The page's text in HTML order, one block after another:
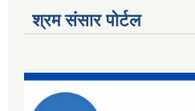
श्रम संसार पोर्टल